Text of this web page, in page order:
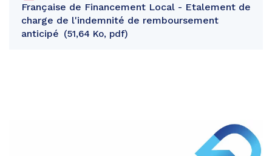
Française de Financement Local - Etalement de
charge de l'indemnité de remboursement
anticipé
51,64 Ko, pdf